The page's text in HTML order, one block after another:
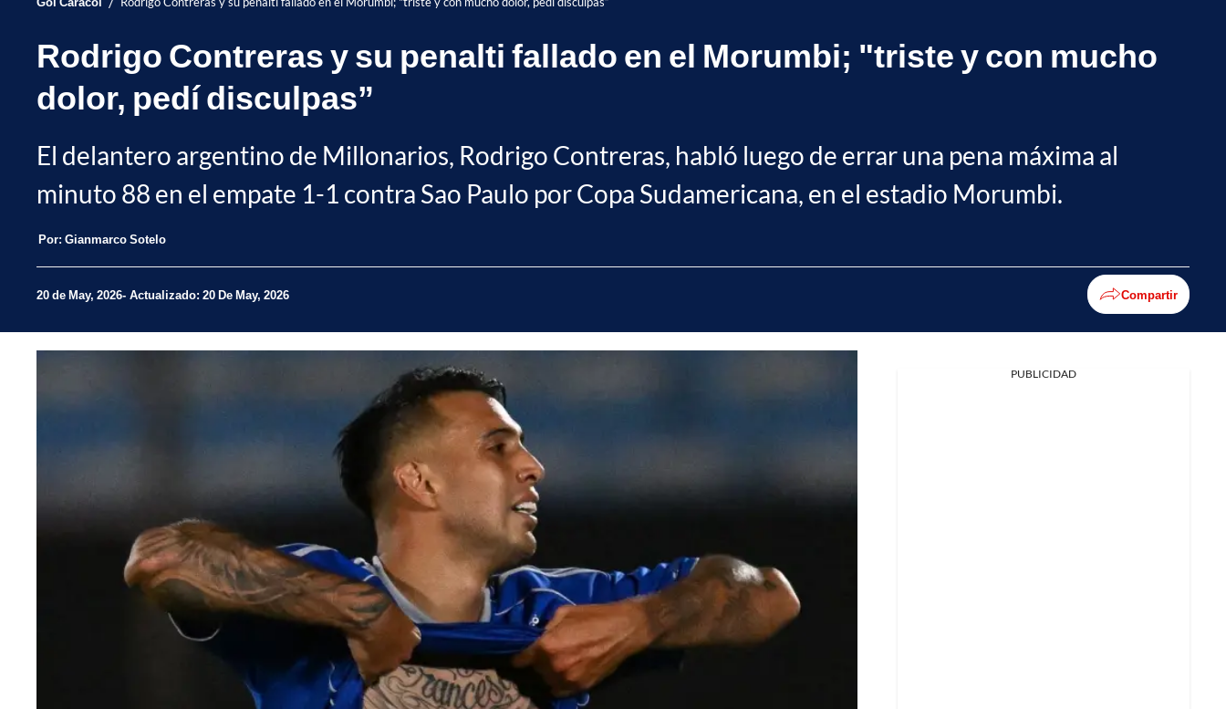
Rodrigo Contreras y su penalti fallado en el Morumbi; "triste y con mucho
dolor, pedí disculpas”
El delantero argentino de Millonarios, Rodrigo Contreras, habló luego de errar una pena máxima al
minuto 88 en el empate 1-1 contra Sao Paulo por Copa Sudamericana, en el estadio Morumbi.
Por: Gianmarco Sotelo
20 de May, 2026 Actualizado: 20 De May, 2026 Compartir
PUBLICIDAD